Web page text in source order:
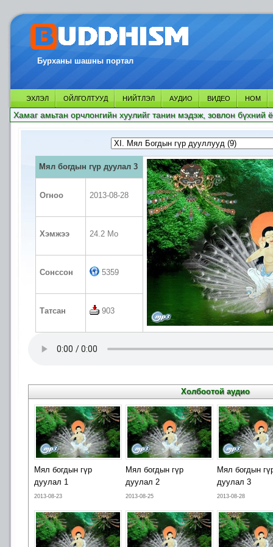
Бурханы шашны портал
ЭХЛЭЛ ОЙЛГОЛТУУД НИЙТЛЭЛ АУДИО ВИДЕО НОМ
Хамаг амьтан орчлонгийн хуулийг танин мэдэж, зовлон бүхний
Мял богдын гүр дуулал 3
Огноо 2013-08-28
Хэмжээ 24.2 Mo
Сонссон 5359
Татсан 903
Холбоотой аудио
Мял богдын гүр
дуулал 1
2013-08-23
Мял богдын гүр
дуулал 2
2013-08-25
Мял богдын
дуулал 3
2013-08-28